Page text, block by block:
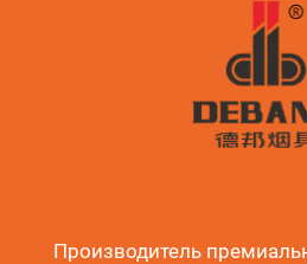
Производитель